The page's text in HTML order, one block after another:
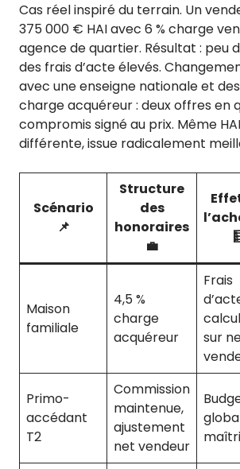
Cas réel inspiré du terrain. Un
375 000 € HAI avec 6 % charge
agence de quartier. Résultat : peu
des frais d’acte élevés.
avec une enseigne nationale et
charge acquéreur : deux offres en
compromis signé au prix. Même
différente, issue radicalement
Scénario
📌
Structure
des
honoraires
💼
Maison
familiale
4,5 %
charge
acquéreur
Frais
sur
Primo-
accédant
T2
Commission
maintenue,
ajustement
net vendeur